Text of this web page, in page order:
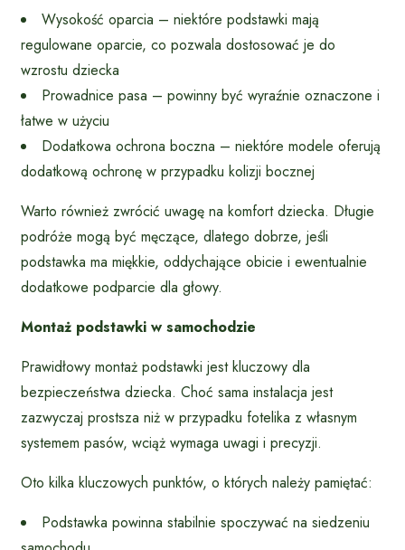
Wysokość oparcia – niektóre podstawki mają
regulowane oparcie, co pozwala dostosować je do
wzrostu dziecka
Prowadnice pasa – powinny być wyraźnie oznaczone i
łatwe w użyciu
Dodatkowa ochrona boczna – niektóre modele oferują
dodatkową ochronę w przypadku kolizji bocznej
Warto również zwrócić uwagę na komfort dziecka. Długie
podróże mogą być męczące, dlatego dobrze, jeśli
podstawka ma miękkie, oddychające obicie i ewentualnie
dodatkowe podparcie dla głowy.
Montaż podstawki w samochodzie
Prawidłowy montaż podstawki jest kluczowy dla
bezpieczeństwa dziecka. Choć sama instalacja jest
zazwyczaj prostsza niż w przypadku fotelika z własnym
systemem pasów, wciąż wymaga uwagi i precyzji.
Oto kilka kluczowych punktów, o których należy pamiętać:
Podstawka powinna stabilnie spoczywać na siedzeniu